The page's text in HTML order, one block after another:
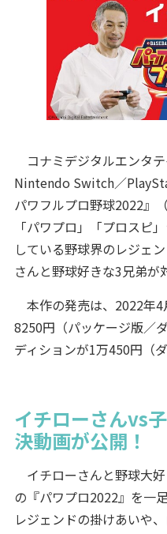
コナミデジタルエンタテ
Nintendo Switch／
パワフルプロ野球2022』
「パワプロ」「プロスピ
している野球界のレジェ
さんと野球好きな3兄弟が
本作の発売は、2022年
8250円（パッケージ版／
ディションが1万450円（
イチローさんvs
決動画が公開！
イチローさんと野球大
の『パワプロ2022』を一
レジェンドの掛けあいや